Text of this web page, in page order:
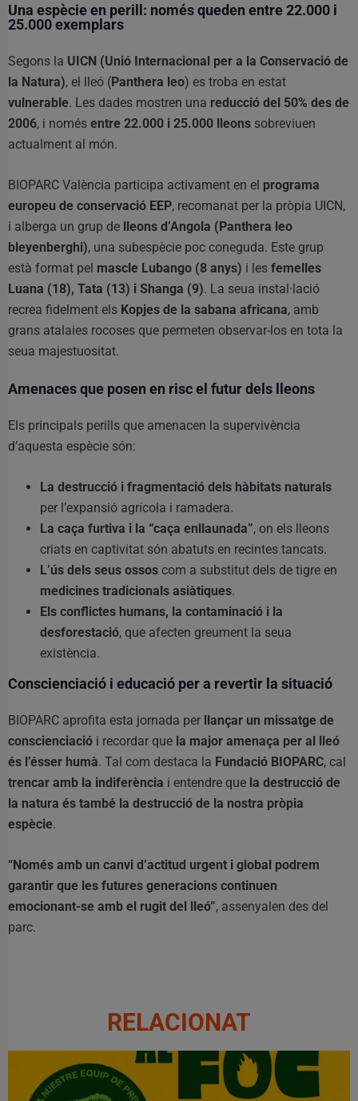
Una espècie en perill: només queden entre 22.000 i
25.000 exemplars
Segons la UICN (Unió Internacional per a la Conservació de
la Natura), el lleó (Panthera leo) es troba en estat
vulnerable. Les dades mostren una reducció del 50% des de
2006, i només entre 22.000 i 25.000 lleons sobreviuen
actualment al món.
BIOPARC València participa activament en el programa
europeu de conservació EEP, recomanat per la pròpia UICN,
i alberga un grup de lleons d’Angola (Panthera leo
bleyenberghi), una subespècie poc coneguda. Este grup
està format pel mascle Lubango (8 anys) i les femelles
Luana (18), Tata (13) i Shanga (9). La seua instal·lació
recrea fidelment els Kopjes de la sabana africana, amb
grans atalaies rocoses que permeten observar-los en tota la
seua majestuositat.
Amenaces que posen en risc el futur dels lleons
Els principals perills que amenacen la supervivència
d’aquesta espècie són:
La destrucció i fragmentació dels hàbitats naturals
per l’expansió agrícola i ramadera.
La caça furtiva i la “caça enllaunada”, on els lleons
criats en captivitat són abatuts en recintes tancats.
L’ús dels seus ossos com a substitut dels de tigre en
medicines tradicionals asiàtiques.
Els conflictes humans, la contaminació i la
desforestació, que afecten greument la seua
existència.
Conscienciació i educació per a revertir la situació
BIOPARC aprofita esta jornada per llançar un missatge de
conscienciació i recordar que la major amenaça per al lleó
és l’ésser humà. Tal com destaca la Fundació BIOPARC, cal
trencar amb la indiferència i entendre que la destrucció de
la natura és també la destrucció de la nostra pròpia
espècie.
“Només amb un canvi d’actitud urgent i global podrem
garantir que les futures generacions continuen
emocionant-se amb el rugit del lleó”, assenyalen des del
parc.
RELACIONAT